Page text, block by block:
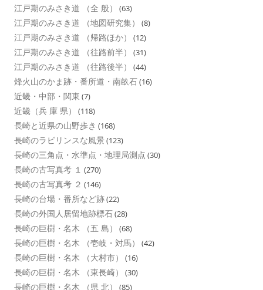
江戸期のみさき道 （全 般） (63)
江戸期のみさき道 （地図研究集） (8)
江戸期のみさき道 （帰路ほか） (12)
江戸期のみさき道 （往路前半） (31)
江戸期のみさき道 （往路後半） (44)
烽火山のかま跡・番所道・南畝石(16)
近畿・中部・関東 (7)
近畿（兵 庫 県） (118)
長崎と近県の山野歩き (168)
長崎のラビリンスな風景 (123)
長崎の三角点・水準点・地理局測点 (30)
長崎の古写真考 １ (270)
長崎の古写真考 ２ (146)
長崎の台場・番所など跡(22)
長崎の外国人居留地跡標石(28)
長崎の巨樹・名木 （五 島） (68)
長崎の巨樹・名木 （壱岐・対馬） (42)
長崎の巨樹・名木 （大村市） (16)
長崎の巨樹・名木 （東長崎） (30)
長崎の巨樹・名木 （県 北） (85)